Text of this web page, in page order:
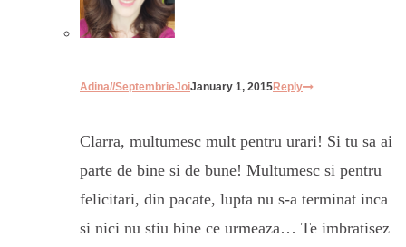
Adina//SeptembrieJoiJanuary 1, 2015Reply
Clarra, multumesc mult pentru urari! Si tu sa ai
parte de bine si de bune! Multumesc si pentru
felicitari, din pacate, lupta nu s-a terminat inca
si nici nu stiu bine ce urmeaza… Te imbratisez